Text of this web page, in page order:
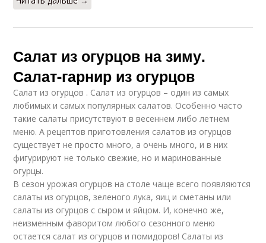
Салат из огурцов на зиму.
Салат-гарнир из огурцов
Салат из огурцов . Салат из огурцов – один из самых
любимых и самых популярных салатов. Особенно часто
такие салаты присутствуют в весеннем либо летнем
меню. А рецептов приготовления салатов из огурцов
существует не просто много, а очень много, и в них
фигурируют не только свежие, но и маринованные
огурцы.
В сезон урожая огурцов на столе чаще всего появляются
салаты из огурцов, зеленого лука, яиц и сметаны или
салаты из огурцов с сыром и яйцом. И, конечно же,
неизменным фаворитом любого сезонного меню
остается салат из огурцов и помидоров! Салаты из